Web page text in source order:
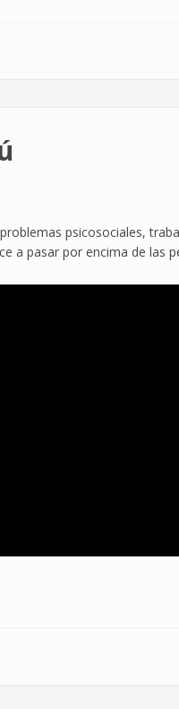
psicosociales,
a pasar por encima de las